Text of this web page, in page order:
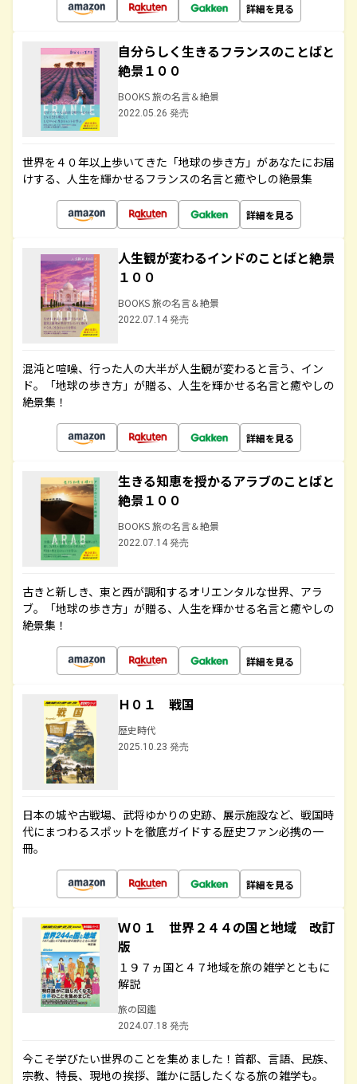
詳細を見る
自分らしく生きるフランスのことばと
絶景１００
BOOKS 旅の名言＆絶景
2022.05.26 発売
世界を４０年以上歩いてきた「地球の歩き方」があなたにお届
けする、人生を輝かせるフランスの名言と癒やしの絶景集
詳細を見る
人生観が変わるインドのことばと絶景
１００
BOOKS 旅の名言＆絶景
2022.07.14 発売
混沌と喧噪、行った人の大半が人生観が変わると言う、イン
ド。「地球の歩き方」が贈る、人生を輝かせる名言と癒やしの
絶景集！
詳細を見る
生きる知恵を授かるアラブのことばと
絶景１００
BOOKS 旅の名言＆絶景
2022.07.14 発売
古きと新しき、東と西が調和するオリエンタルな世界、アラ
ブ。「地球の歩き方」が贈る、人生を輝かせる名言と癒やしの
絶景集！
詳細を見る
Ｈ０１ 戦国
歴史時代
2025.10.23 発売
日本の城や古戦場、武将ゆかりの史跡、展示施設など、戦国時
代にまつわるスポットを徹底ガイドする歴史ファン必携の一
冊。
詳細を見る
Ｗ０１ 世界２４４の国と地域 改訂
版
１９７ヵ国と４７地域を旅の雑学とともに
解説
旅の図鑑
2024.07.18 発売
今こそ学びたい世界のことを集めました！首都、言語、民族、
宗教、特長、現地の挨拶、誰かに話したくなる旅の雑学も。